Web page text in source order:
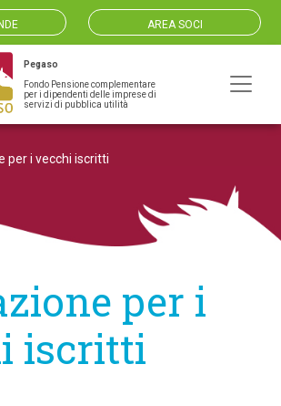
AREA SOCI
principale
Pegaso
Fondo Pensione complementare
per i dipendenti delle imprese di
servizi di pubblica utilità
per i vecchi iscritti
per i
iscritti